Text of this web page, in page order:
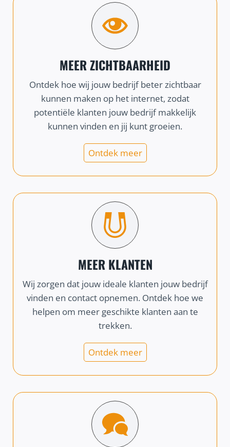
MEER ZICHTBAARHEID
Ontdek hoe wij jouw bedrijf beter zichtbaar
kunnen maken op het internet, zodat
potentiële klanten jouw bedrijf makkelijk
kunnen vinden en jij kunt groeien.
Ontdek meer
MEER KLANTEN
Wij zorgen dat jouw ideale klanten jouw bedrijf
vinden en contact opnemen. Ontdek hoe we
helpen om meer geschikte klanten aan te
trekken.
Ontdek meer